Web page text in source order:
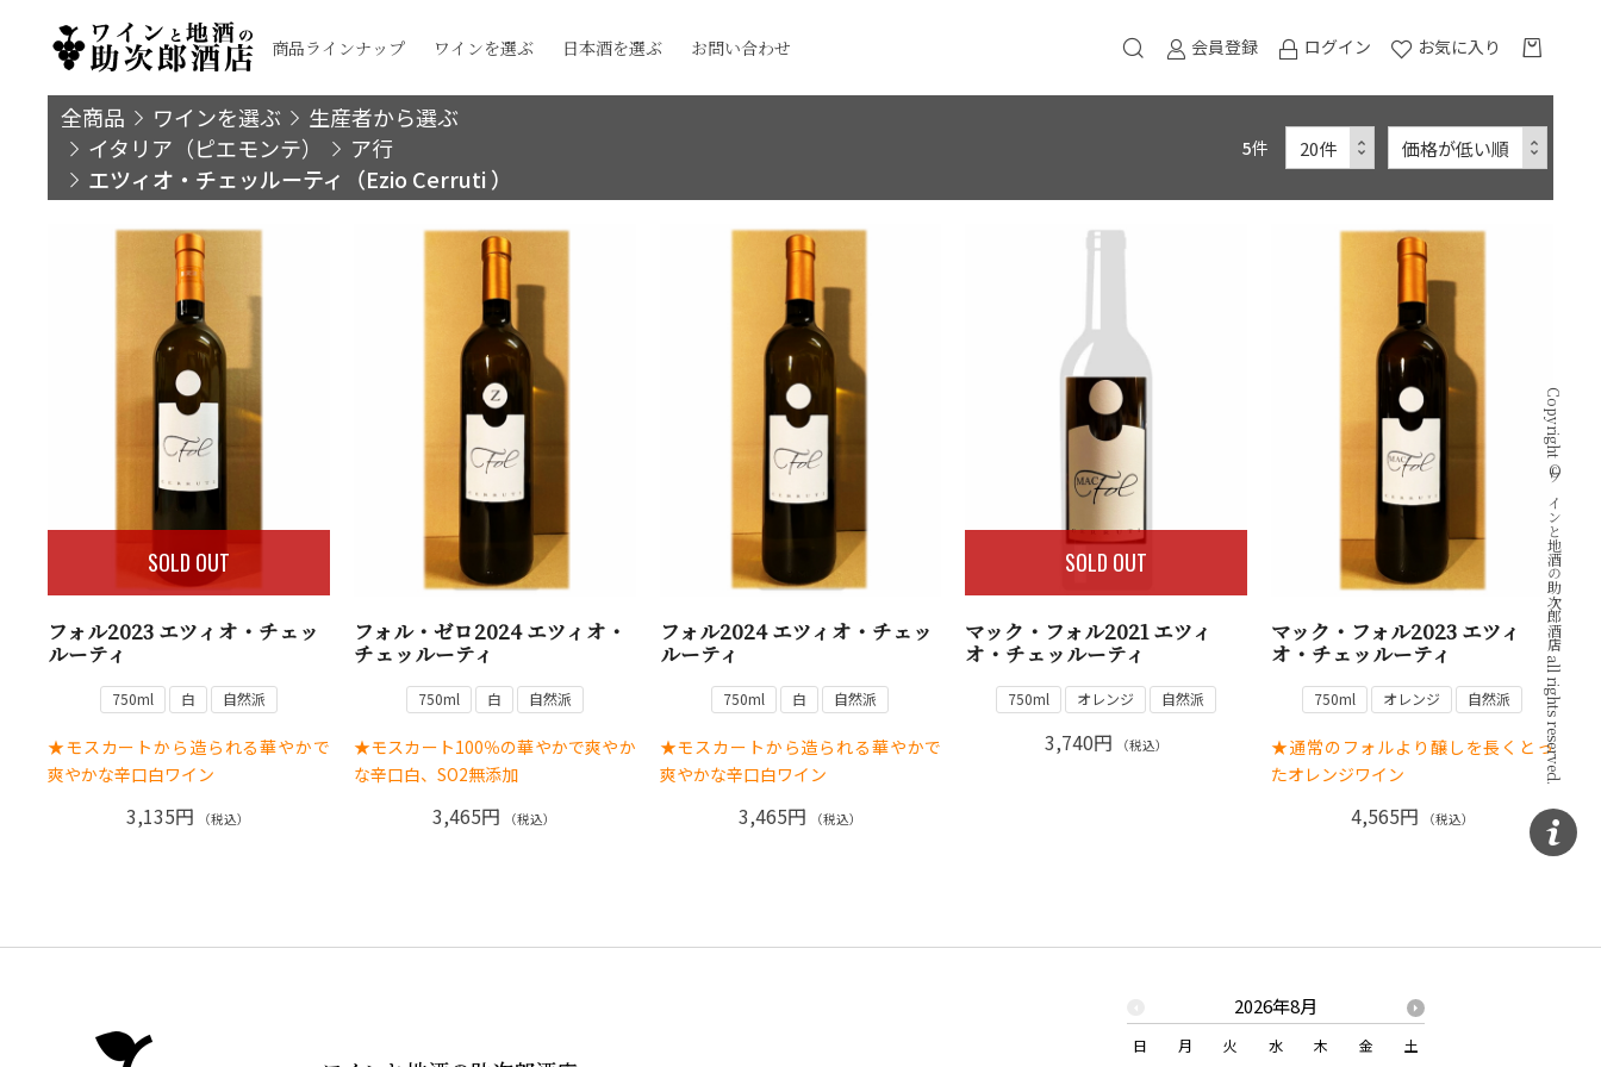
商品ラインナップ ワインを選ぶ 日本酒を選ぶ お問い合わせ 会員登録 ログイン お気に入り
全商品 ワインを選ぶ
生産者から選ぶ
イタリア（ピエモンテ）
ア行
エツィオ・チェッルーティ（Ezio Cerruti ）
5件
SOLD OUT
フォル2023 エツィオ・チェッ
ルーティ
750ml 白 自然派
★モスカートから造られる華やかで
爽やかな辛口白ワイン
3,135円 （税込）
フォル・ゼロ2024 エツィオ・
チェッルーティ
750ml 白 自然派
★モスカート100％の華やかで爽やか
な辛口白、SO2無添加
3,465円 （税込）
フォル2024 エツィオ・チェッ
ルーティ
750ml 白 自然派
★モスカートから造られる華やかで
爽やかな辛口白ワイン
3,465円 （税込）
SOLD OUT
マック・フォル2021 エツィ
オ・チェッルーティ
750ml オレンジ 自然派
3,740円 （税込）
マック・フォル2023 エツィ
オ・チェッルーティ
750ml オレンジ 自然派
★通常のフォルより醸しを長くとっ
たオレンジワイン
4,565円 （税込）
2026年8月
日 月 火 水 木 金
土
Copyright © ワインと地酒の助次郎酒店 all rights reserved.